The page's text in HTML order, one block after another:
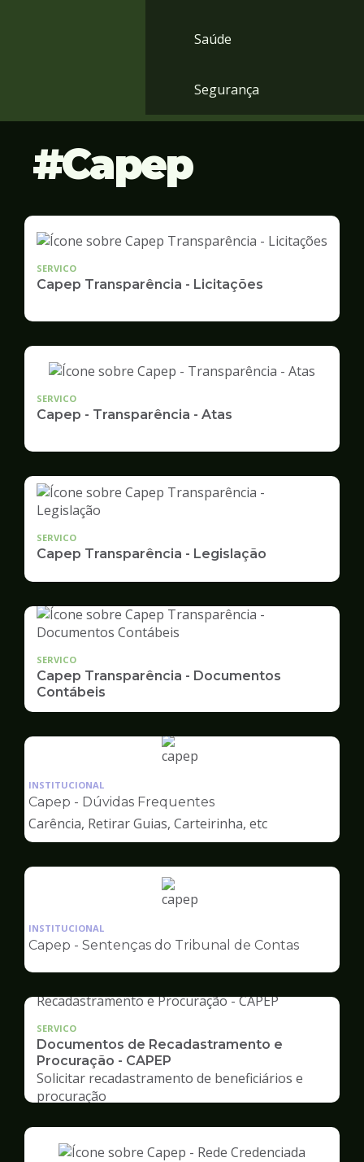
Saúde
Segurança
Capep
SERVICO
Capep Transparência - Licitações
SERVICO
Capep - Transparência - Atas
SERVICO
Capep Transparência - Legislação
SERVICO
Capep Transparência - Documentos
Contábeis
Ilustração
pagina
de
Capep
INSTITUCIONAL
Capep - Dúvidas Frequentes
Carência, Retirar Guias, Carteirinha, etc
Ilustração
pagina
Capep
INSTITUCIONAL
Capep - Sentenças do Tribunal de Contas
SERVICO
Documentos de Recadastramento e
Procuração - CAPEP
Solicitar recadastramento de beneficiários e
procuração